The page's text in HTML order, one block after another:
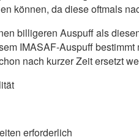
können, da diese oftmals
billigeren Auspuff als
IMASAF-Auspuff
nach kurzer Zeit ersetzt
erforderlich